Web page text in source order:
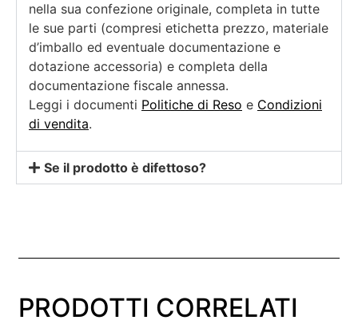
nella sua confezione originale, completa in tutte
le sue parti (compresi etichetta prezzo, materiale
d’imballo ed eventuale documentazione e
dotazione accessoria) e completa della
documentazione fiscale annessa.
Leggi i documenti Politiche di Reso e Condizioni
di vendita.
Se il prodotto è difettoso?
PRODOTTI CORRELATI